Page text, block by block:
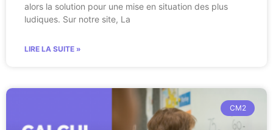
alors la solution pour une mise en situation des plus
ludiques. Sur notre site, La
LIRE LA SUITE »
CM2